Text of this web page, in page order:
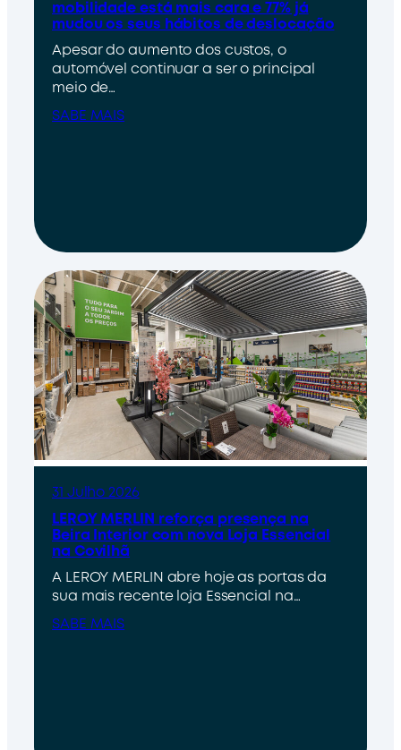
mobilidade está mais cara e 77% já
mudou os seus hábitos de deslocação
Apesar do aumento dos custos, o
automóvel continuar a ser o principal
meio de…
SABE MAIS
31 Julho 2026
LEROY MERLIN reforça presença na
Beira Interior com nova Loja Essencial
na Covilhã
A LEROY MERLIN abre hoje as portas da
sua mais recente loja Essencial na…
SABE MAIS